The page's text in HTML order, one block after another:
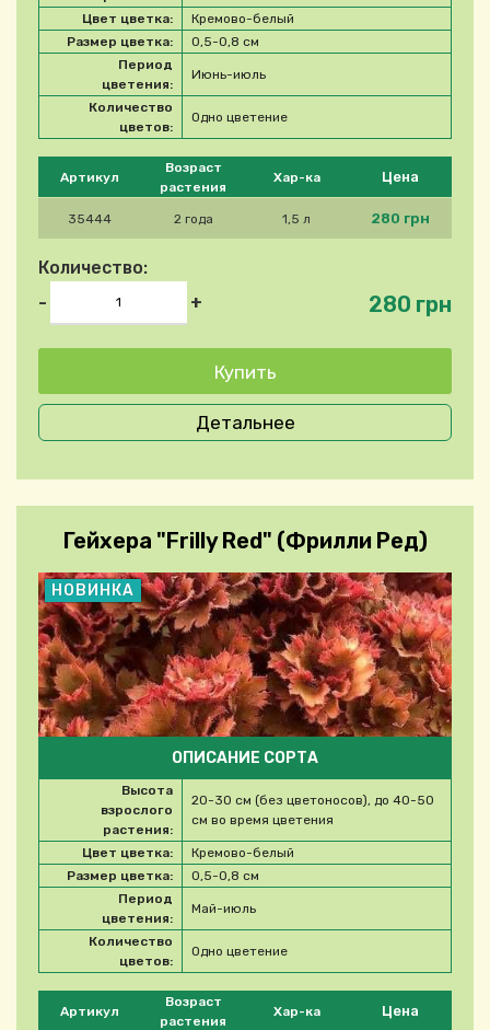
Please select product
Артикул
Возраст
растения
Хар-ка Цена
35444 2 года 1,5 л 280 грн
Количество:
-
+ 280 грн
Цвет цветка:
Кремово-белый
Размер цветка:
0,5-0,8 см
Период
цветения:
Июнь-июль
Количество
цветов:
Одно цветение
Детальнее
Гейхера "Frilly Red" (Фрилли Ред)
НОВИНКА
Please select product
Артикул
Возраст
растения
Хар-ка Цена
ОПИСАНИЕ СОРТА
Высота
взрослого
растения:
20-30 см (без цветоносов), до 40-50
см во время цветения
Цвет цветка:
Кремово-белый
Размер цветка:
0,5-0,8 см
Период
цветения:
Май-июль
Количество
цветов:
Одно цветение